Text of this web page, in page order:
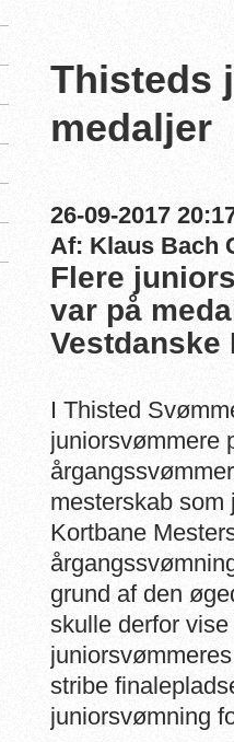
Thisteds
medaljer
26-09-2017
Af: Klaus Bach
Flere
var på
Vestdanske
I Thisted
juniorsvømmere
mesterskab som
Kortbane
grund af den
skulle derfor
stribe
juniorsvømning